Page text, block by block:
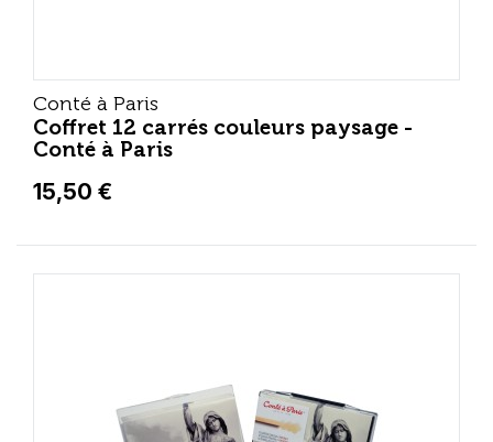
Conté à Paris
Coffret 12 carrés couleurs paysage -
Conté à Paris
15,50 €